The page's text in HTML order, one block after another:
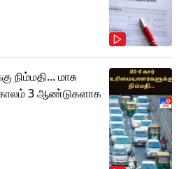
நிம்மதி... மாசு
காலம் 3 ஆண்டுகளாக